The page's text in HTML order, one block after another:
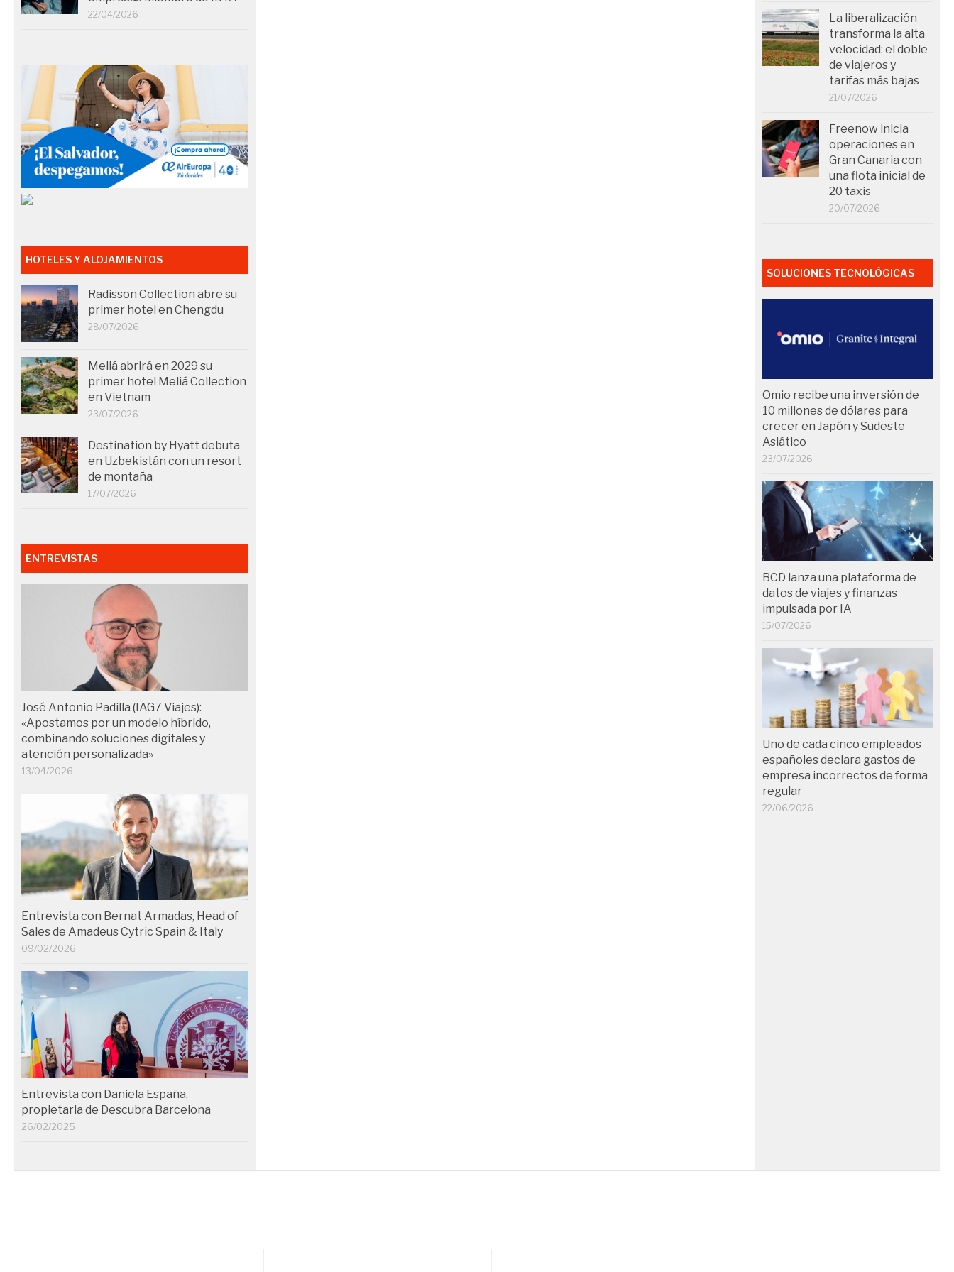
22/04/2026
HOTELES Y ALOJAMIENTOS
Radisson Collection abre su
primer hotel en Chengdu
28/07/2026
Meliá abrirá en 2029 su
primer hotel Meliá Collection
en Vietnam
23/07/2026
Destination by Hyatt debuta
en Uzbekistán con un resort
de montaña
17/07/2026
ENTREVISTAS
José Antonio Padilla (IAG7 Viajes):
«Apostamos por un modelo híbrido,
combinando soluciones digitales y
atención personalizada»
13/04/2026
Entrevista con Bernat Armadas, Head of
Sales de Amadeus Cytric Spain & Italy
09/02/2026
Entrevista con Daniela España,
propietaria de Descubra Barcelona
26/02/2025
La liberalización
transforma la alta
velocidad: el doble
de viajeros y
tarifas más bajas
21/07/2026
Freenow inicia
operaciones en
Gran Canaria con
una flota inicial de
20 taxis
20/07/2026
SOLUCIONES TECNOLÓGICAS
Omio recibe una inversión de
10 millones de dólares para
crecer en Japón y Sudeste
Asiático
23/07/2026
BCD lanza una plataforma de
datos de viajes y finanzas
impulsada por IA
15/07/2026
Uno de cada cinco empleados
españoles declara gastos de
empresa incorrectos de forma
regular
22/06/2026